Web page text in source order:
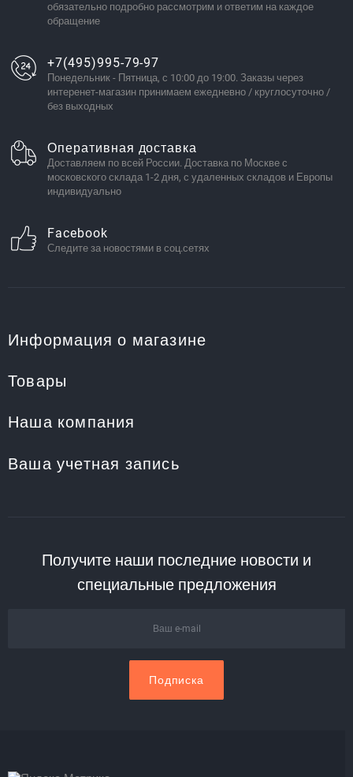
обязательно подробно рассмотрим и ответим на каждое
обращение
+7(495)995-79-97
Понедельник - Пятница, с 10:00 до 19:00. Заказы через
интеренет-магазин принимаем ежедневно / круглосуточно /
без выходных
Оперативная доставка
Доставляем по всей России. Доставка по Москве с
московского склада 1-2 дня, с удаленных складов и Европы
индивидуально
Facebook
Следите за новостями в соц.сетях
Информация о магазине
Товары
Наша компания
Ваша учетная запись
Получите наши последние новости и
специальные предложения